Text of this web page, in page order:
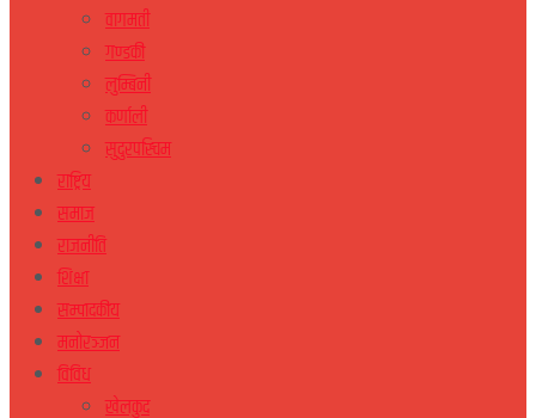
वागमती
गण्डकी
लुम्बिनी
कर्णाली
सुदुरपस्चिम
राष्ट्रिय
समाज
राजनीति
शिक्षा
सम्पादकीय
मनोरञ्जन
विविध
खेलकुद